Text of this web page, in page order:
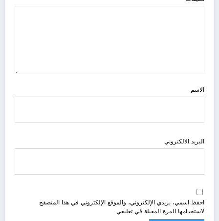
الاسم
البريد الالكتروني
احفظ اسمي، بريدي الإلكتروني، والموقع الإلكتروني في هذا المتصفح
لاستخدامها المرة المقبلة في تعليقي.